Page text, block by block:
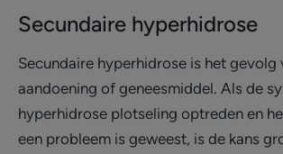
Secundaire hyperhidrose
Secundaire hyperhidrose is het gevolg
aandoening of geneesmiddel. Als de
hyperhidrose plotseling optreden en
een probleem is geweest, is de kans